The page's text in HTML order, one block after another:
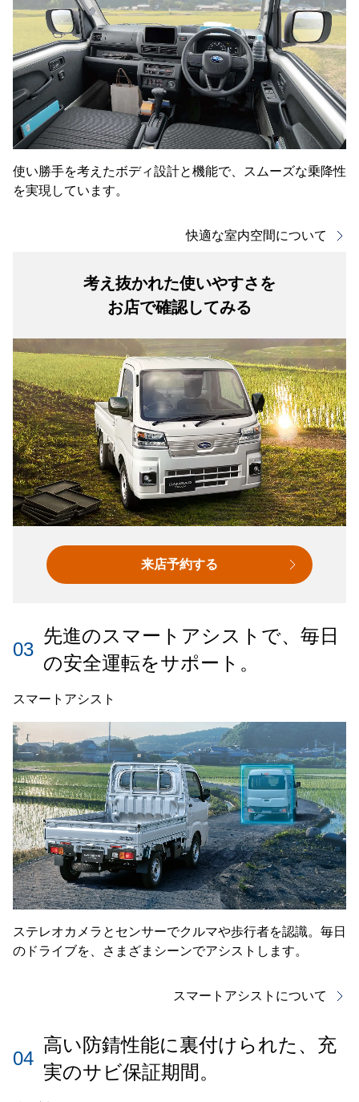
使い勝手を考えたボディ設計と機能で、スムーズな乗降性
を実現しています。
快適な室内空間について
考え抜かれた使いやすさを
お店で確認してみる
来店予約する
03
先進のスマートアシストで、毎日
の安全運転をサポート。
スマートアシスト
ステレオカメラとセンサーでクルマや歩行者を認識。毎日
のドライブを、さまざまシーンでアシストします。
スマートアシストについて
04
高い防錆性能に裏付けられた、充
実のサビ保証期間。